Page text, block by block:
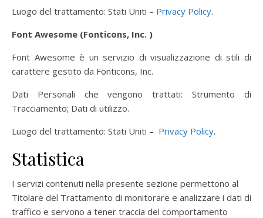
Luogo del trattamento: Stati Uniti – Privacy Policy.
Font Awesome (Fonticons, Inc. )
Font Awesome è un servizio di visualizzazione di stili di
carattere gestito da Fonticons, Inc.
Dati Personali che vengono trattati: Strumento di
Tracciamento; Dati di utilizzo.
Luogo del trattamento: Stati Uniti – Privacy Policy.
Statistica
I servizi contenuti nella presente sezione permettono al
Titolare del Trattamento di monitorare e analizzare i dati di
traffico e servono a tener traccia del comportamento